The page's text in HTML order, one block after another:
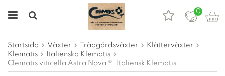
0
Startsida Växter Trädgårdsväxter
Klätterväxter
Klematis
Italienska Klematis
Clematis viticella Astra Nova ®, Italiensk Klematis